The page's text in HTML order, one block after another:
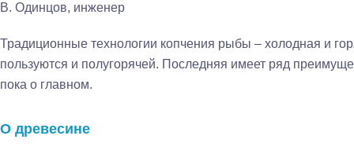
В. Одинцов, инженер
Традиционные технологии копчения рыбы – холодная и
пользуются и полугорячей. Последняя имеет ряд
пока о главном.
О древесине